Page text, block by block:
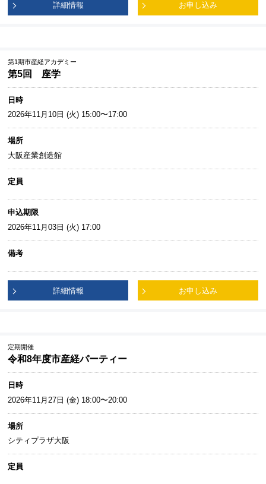
詳細情報 お申し込み
第1期市産経アカデミー
第5回 座学
日時
2026年11月10日 (火) 15:00〜17:00
場所
大阪産業創造館
定員
申込期限
2026年11月03日 (火) 17:00
備考
詳細情報 お申し込み
定期開催
令和8年度市産経パーティー
日時
2026年11月27日 (金) 18:00〜20:00
場所
シティプラザ大阪
定員